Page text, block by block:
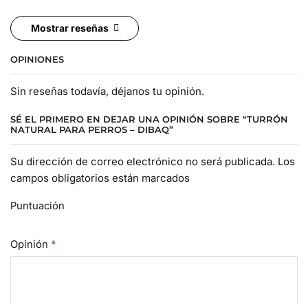
Mostrar reseñas
OPINIONES
Sin reseñas todavía, déjanos tu opinión.
SÉ EL PRIMERO EN DEJAR UNA OPINIÓN SOBRE “TURRÓN
NATURAL PARA PERROS – DIBAQ”
Su dirección de correo electrónico no será publicada. Los
campos obligatorios están marcados
Puntuación
Opinión *